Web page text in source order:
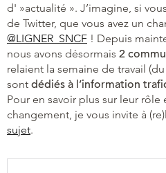
d' »actualité ». J’imagine, si
de Twitter, que vous avez un
@LIGNER_SNCF ! Depuis
nous avons désormais 2
relaient la semaine de travail
sont dédiés à l’information
Pour en savoir plus sur leur rôle
changement, je vous invite à
sujet.